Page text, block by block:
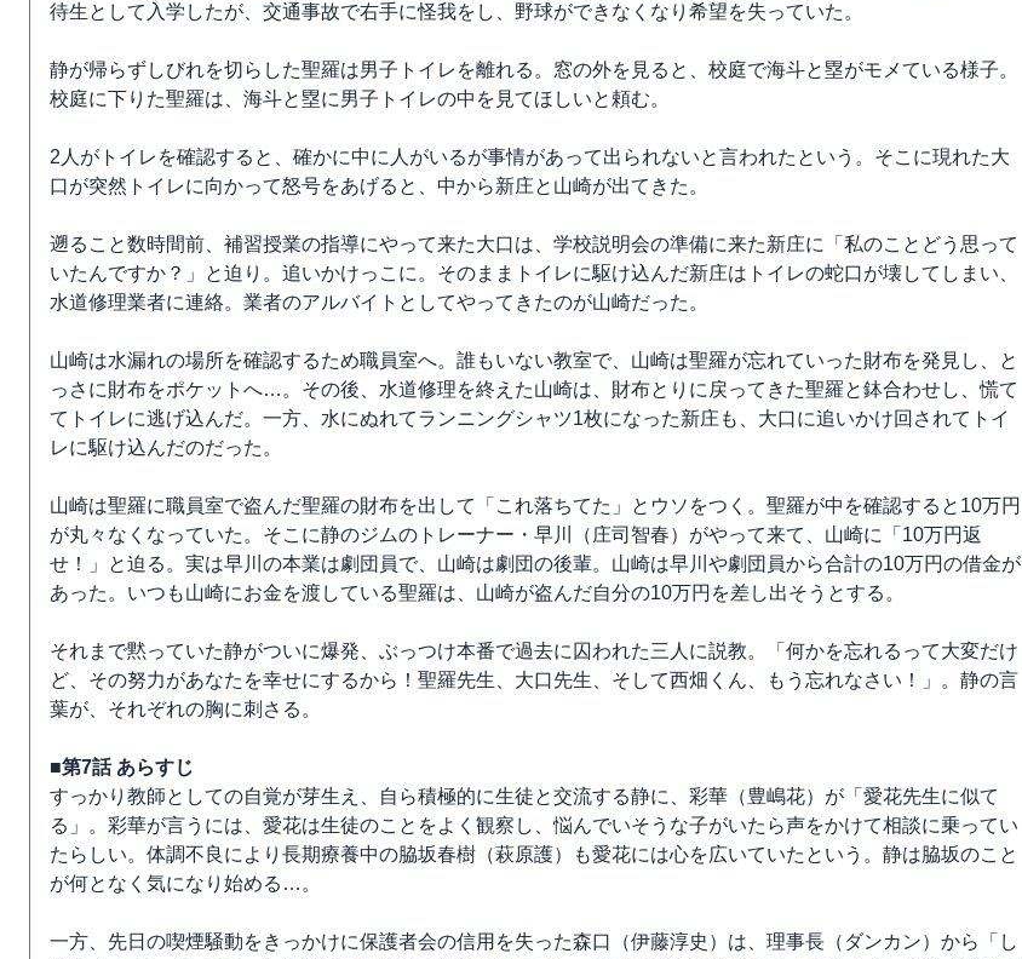
待生として入学したが、交通事故で右手に怪我をし、野球ができなくなり希望を失っていた。
静が帰らずしびれを切らした聖羅は男子トイレを離れる。窓の外を見ると、校庭で海斗と塁がモメている様子。
校庭に下りた聖羅は、海斗と塁に男子トイレの中を見てほしいと頼む。
2人がトイレを確認すると、確かに中に人がいるが事情があって出られないと言われたという。そこに現れた大
口が突然トイレに向かって怒号をあげると、中から新庄と山崎が出てきた。
遡ること数時間前、補習授業の指導にやって来た大口は、学校説明会の準備に来た新庄に「私のことどう思って
いたんですか？」と迫り。追いかけっこに。そのままトイレに駆け込んだ新庄はトイレの蛇口が壊してしまい、
水道修理業者に連絡。業者のアルバイトとしてやってきたのが山崎だった。
山崎は水漏れの場所を確認するため職員室へ。誰もいない教室で、山崎は聖羅が忘れていった財布を発見し、と
っさに財布をポケットへ…。その後、水道修理を終えた山崎は、財布とりに戻ってきた聖羅と鉢合わせし、慌て
てトイレに逃げ込んだ。一方、水にぬれてランニングシャツ1枚になった新庄も、大口に追いかけ回されてトイ
レに駆け込んだのだった。
山崎は聖羅に職員室で盗んだ聖羅の財布を出して「これ落ちてた」とウソをつく。聖羅が中を確認すると10万円
が丸々なくなっていた。そこに静のジムのトレーナー・早川（庄司智春）がやって来て、山崎に「10万円返
せ！」と迫る。実は早川の本業は劇団員で、山崎は劇団の後輩。山崎は早川や劇団員から合計の10万円の借金が
あった。いつも山崎にお金を渡している聖羅は、山崎が盗んだ自分の10万円を差し出そうとする。
それまで黙っていた静がついに爆発、ぶっつけ本番で過去に囚われた三人に説教。「何かを忘れるって大変だけ
ど、その努力があなたを幸せにするから！聖羅先生、大口先生、そして西畑くん、もう忘れなさい！」。静の言
葉が、それぞれの胸に刺さる。
■第7話 あらすじ
すっかり教師としての自覚が芽生え、自ら積極的に生徒と交流する静に、彩華（豊嶋花）が「愛花先生に似て
る」。彩華が言うには、愛花は生徒のことをよく観察し、悩んでいそうな子がいたら声をかけて相談に乗ってい
たらしい。体調不良により長期療養中の脇坂春樹（萩原護）も愛花には心を広いていたという。静は脇坂のこと
が何となく気になり始める…。
一方、先日の喫煙騒動をきっかけに保護者会の信用を失った森口（伊藤淳史）は、理事長（ダンカン）から「し